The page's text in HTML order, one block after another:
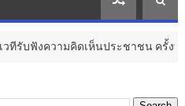
ดเห็นประชาชน ครั้งที่ 2 โครงการร